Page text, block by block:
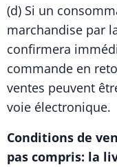
(d) Si un
marchandise par
confirmera
commande en
ventes peuvent
voie électronique.
Conditions de
pas compris: la